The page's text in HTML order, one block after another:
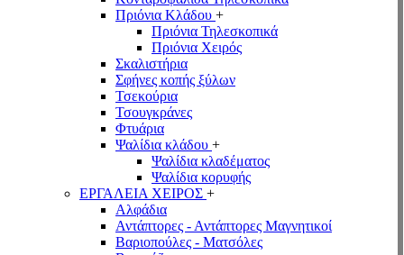
Πριόνια Κλάδου +
Πριόνια Τηλεσκοπικά
Πριόνια Χειρός
Σκαλιστήρια
Σφήνες κοπής ξύλων
Τσεκούρια
Τσουγκράνες
Φτυάρια
Ψαλίδια κλάδου +
Ψαλίδια κλαδέματος
Ψαλίδια κορυφής
ΕΡΓΑΛΕΙΑ ΧΕΙΡΟΣ +
Αλφάδια
Αντάπτορες - Αντάπτορες Μαγνητικοί
Βαριοπούλες - Ματσόλες